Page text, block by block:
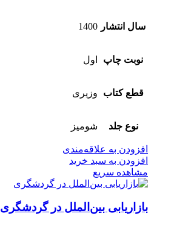
سال انتشار 1400
نوبت چاپ اول
قطع کتاب وزیری
نوع جلد شومیز
افزودن به علاقه‌مندی
افزودن به سبد خرید
مشاهده سریع
بازاریابی بین‌الملل در گردشگری